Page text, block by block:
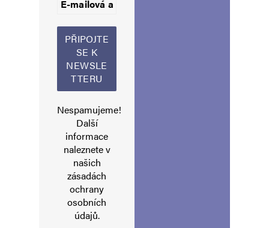
Alternative:
Nespamujeme!
Další
informace
naleznete v
našich
zásadách
ochrany
osobních
údajů.